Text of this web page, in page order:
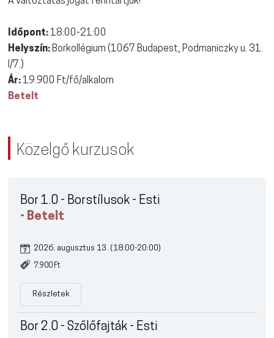
Időpont: 18:00-21:00
Helyszín: Borkollégium (1067 Budapest, Podmaniczky u. 31.
I/7.)
Ár: 19.900 Ft/fő/alkalom
Betelt
Közelgő kurzusok
Bor 1.0 - Borstílusok - Esti
- Betelt
2026. augusztus 13. (18:00-20:00)
7.900 Ft
Részletek
Bor 2.0 - Szőlőfajták - Esti